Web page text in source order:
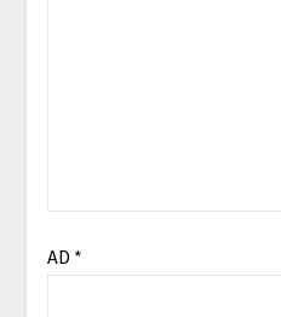
AD *